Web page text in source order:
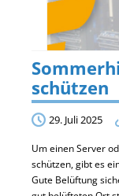
schützen
29. Juli 2025
Um einen Server
schützen, gibt es
Gute Belüftung